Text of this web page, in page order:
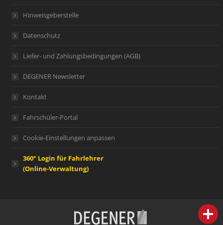
Hinweisgeberstelle
Datenschutz
Liefer- und Zahlungsbedingungen (AGB)
DEGENER Newsletter
Kontakt
Fahrschüler-Portal
Cookie-Einstellungen anpassen
360° Login für Fahrlehrer
(Online-Verwaltung)
person IHR FACHBERATER